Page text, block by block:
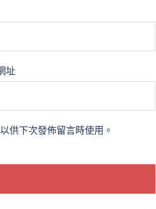
址
供下次發佈留言時使用。